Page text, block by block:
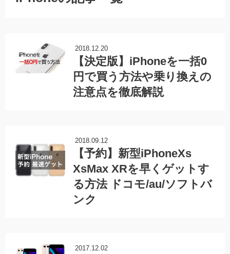
2018.12.20
【決定版】iPhoneを一括0
円で買う方法や乗り換えの
注意点を徹底解説
2018.09.12
【予約】新型iPhoneXs
XsMax XRを早くゲットす
る方法 ドコモ/au/ソフトバ
ンク
2017.12.02